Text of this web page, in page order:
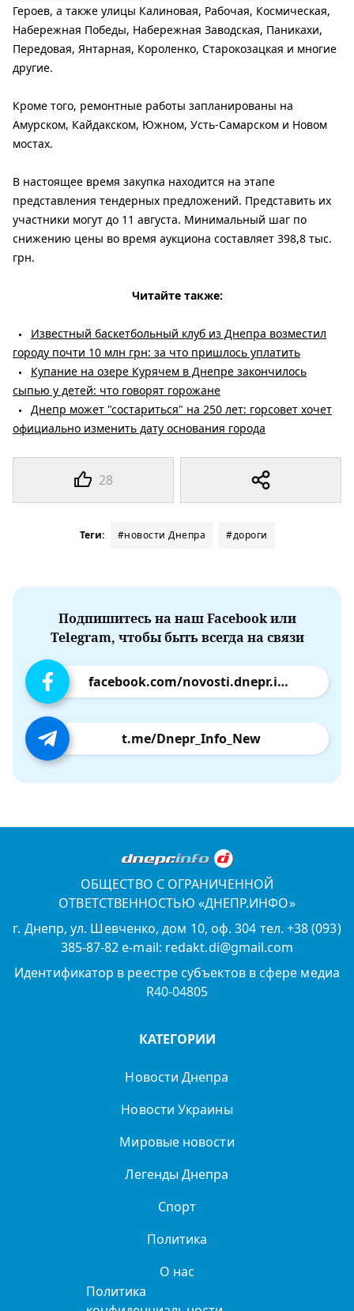
28
Героев, а также улицы Калиновая, Рабочая, Космическая,
Набережная Победы, Набережная Заводская, Паникахи,
Передовая, Янтарная, Короленко, Старокозацкая и многие
другие.
Кроме того, ремонтные работы запланированы на
Амурском, Кайдакском, Южном, Усть-Самарском и Новом
мостах.
В настоящее время закупка находится на этапе
представления тендерных предложений. Представить их
участники могут до 11 августа. Минимальный шаг по
снижению цены во время аукциона составляет 398,8 тыс.
грн.
Читайте также:
Известный баскетбольный клуб из Днепра возместил
городу почти 10 млн грн: за что пришлось уплатить
Купание на озере Курячем в Днепре закончилось
сыпью у детей: что говорят горожане
Днепр может "состариться" на 250 лет: горсовет хочет
официально изменить дату основания города
Теги: #новости Днепра #дороги
Подпишитесь на наш Facebook или
Telegram, чтобы быть всегда на связи
facebook.com/novosti.dnepr.info
t.me/Dnepr_Info_New
ОБЩЕСТВО С ОГРАНИЧЕННОЙ
ОТВЕТСТВЕННОСТЬЮ «ДНЕПР.ИНФО»
г. Днепр, ул. Шевченко, дом 10, оф. 304 тел. +38 (093)
385-87-82 e-mail: redakt.di@gmail.com
Идентификатор в реестре субъектов в сфере медиа
R40-04805
КАТЕГОРИИ
Новости Днепра
Новости Украины
Мировые новости
Легенды Днепра
Спорт
Политика
О нас
Политика